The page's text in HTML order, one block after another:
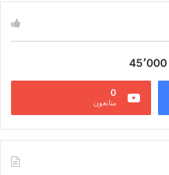
45٬000
0
متابعون